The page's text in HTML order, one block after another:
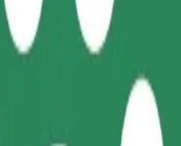
შეასრულე შეკვეთები და გამოიმუშვე
თანხა ყოველკვირეულად